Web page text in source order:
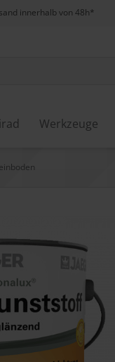
innerhalb von 48h*
Werkzeuge